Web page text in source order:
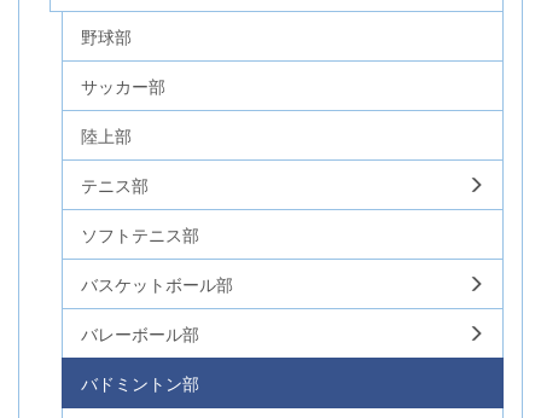
野球部
サッカー部
陸上部
テニス部
ソフトテニス部
バスケットボール部
バレーボール部
バドミントン部